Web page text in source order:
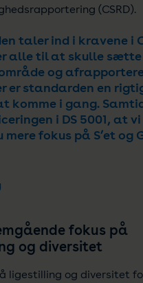
(CSRD).
taler ind i kravene i
alle til at skulle sætte
og
er standarden en
komme i gang.
i DS 5001, at vi
mere fokus på S’et og
fokus på
og diversitet
ligestilling og diversitet